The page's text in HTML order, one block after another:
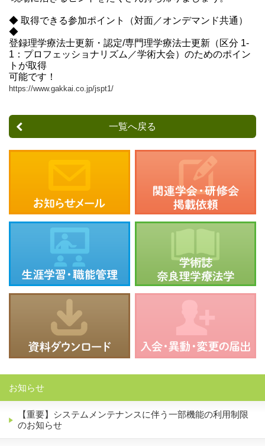
◆ 取得できる参加ポイント（対面／オンデマンド共通）
◆
登録理学療法士更新・認定/専門理学療法士更新（区分 1-
1：プロフェッショナリズム／学術大会）のためのポイン
トが取得
可能です！
https://www.gakkai.co.jp/jspt1/
一覧へ戻る
お知らせ
【重要】システムメンテナンスに伴う一部機能の利用制限
のお知らせ